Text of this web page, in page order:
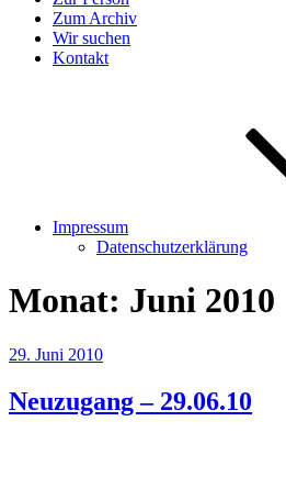
Zum Archiv
Wir suchen
Kontakt
Impressum
Datenschutzerklärung
Monat: Juni 2010
Veröffentlicht
29. Juni 2010
Neuzugang – 29.06.10